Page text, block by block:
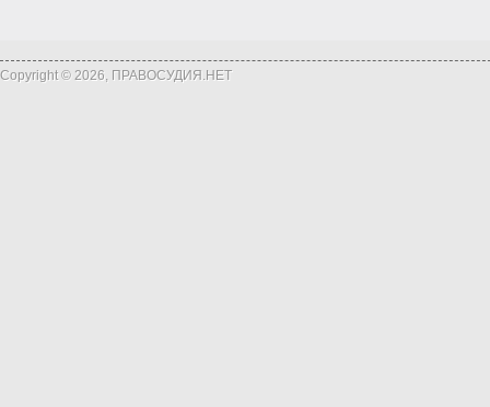
Copyright © 2026, ПРАВОСУДИЯ.НЕТ